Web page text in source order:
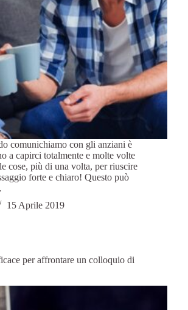
comunichiamo con gli anziani è
a capirci totalmente e molte volte
cose, più di una volta, per riuscire
forte e chiaro! Questo può
15 Aprile 2019
per affrontare un colloquio di